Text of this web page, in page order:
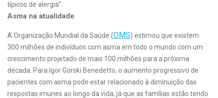
típicos de alergia”.
Asma na atualidade
A Organização Mundial da Saúde (OMS) estimou que existem
300 milhões de indivíduos com asma em todo o mundo com um
crescimento projetado de mais 100 milhões para a próxima
década. Para Igor Gorski Benedetto, o aumento progressivo de
pacientes com asma pode estar relacionado à diminuição das
respostas imunes ao longo da vida, já que as famílias estão tendo